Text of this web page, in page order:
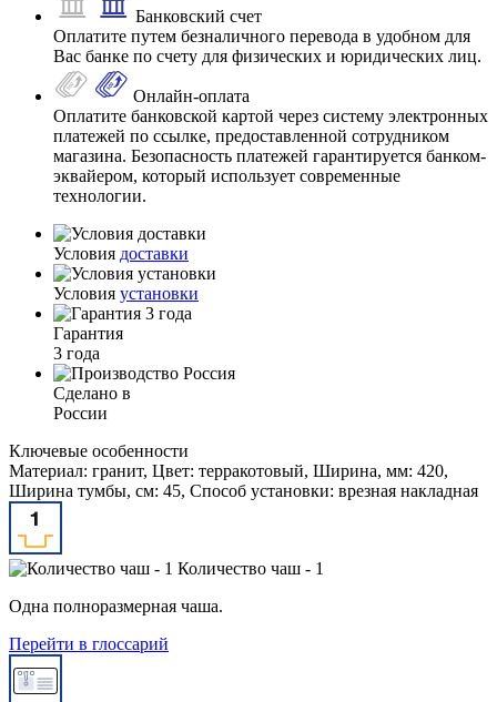
Банковский счет
Оплатите путем безналичного перевода в удобном для
Вас банке по счету для физических и юридических лиц.
Онлайн-оплата
Оплатите банковской картой через систему электронных
платежей по ссылке, предоставленной сотрудником
магазина. Безопасность платежей гарантируется банком-
эквайером, который использует современные
технологии.
Условия доставки
Условия установки
Гарантия
3 года
Сделано в
России
Ключевые особенности
Материал: гранит, Цвет: терракотовый, Ширина, мм: 420,
Ширина тумбы, см: 45, Способ установки: врезная накладная
Количество чаш - 1
Одна полноразмерная чаша.
Перейти в глоссарий